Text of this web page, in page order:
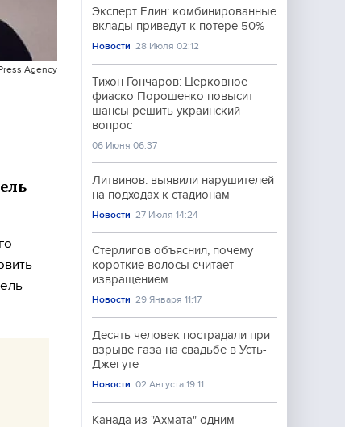
Agency
Эксперт Елин: комбинированные
вклады приведут к потере 50%
Новости 28 Июля 02:12
Тихон Гончаров: Церковное
фиаско Порошенко повысит
шансы решить украинский
вопрос
06 Июня 06:37
Литвинов: выявили нарушителей
на подходах к стадионам
Новости 27 Июля 14:24
Стерлигов объяснил, почему
короткие волосы считает
извращением
Новости 29 Января 11:17
Десять человек пострадали при
взрыве газа на свадьбе в Усть-
Джегуте
Новости 02 Августа 19:11
Канада из "Ахмата" одним